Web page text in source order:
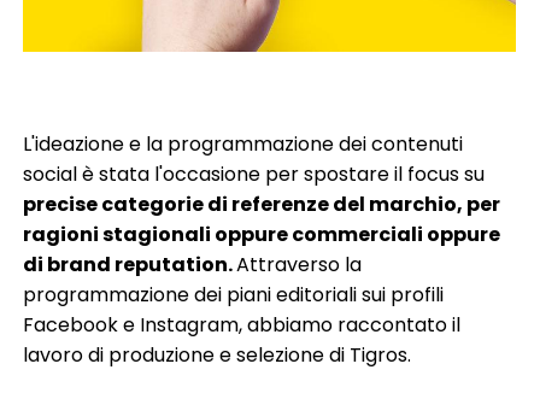
L'ideazione e la programmazione dei contenuti
social è stata l'occasione per spostare il focus su
precise categorie di referenze del marchio, per
ragioni stagionali oppure commerciali oppure
di brand reputation.Attraverso la
programmazione dei piani editoriali sui profili
Facebook e Instagram, abbiamo raccontato il
lavoro di produzione e selezione di Tigros.